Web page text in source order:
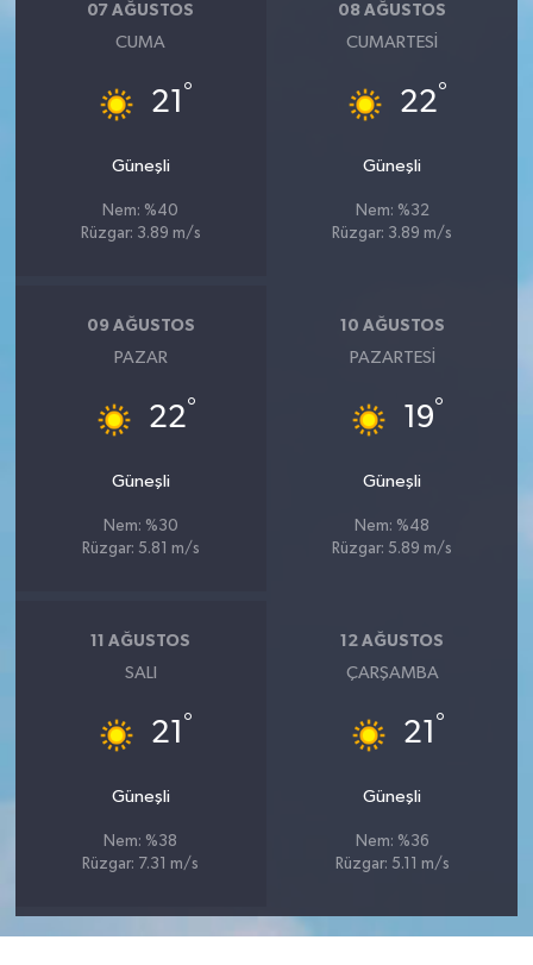
07 AĞUSTOS
CUMA
21 °
Güneşli
Nem: %40
Rüzgar: 3.89 m/s
08 AĞUSTOS
CUMARTESI
22°
Güneşli
Nem: %32
Rüzgar: 3.89 m/s
09 AĞUSTOS
PAZAR
22°
Güneşli
Nem: %30
Rüzgar: 5.81 m/s
10 AĞUSTOS
PAZARTESI
19°
Güneşli
Nem: %48
Rüzgar: 5.89 m/s
11 AĞUSTOS
SALI
21 °
Güneşli
Nem: %38
Rüzgar: 7.31 m/s
12 AĞUSTOS
ÇARŞAMBA
21 °
Güneşli
Nem: %36
Rüzgar: 5.11 m/s